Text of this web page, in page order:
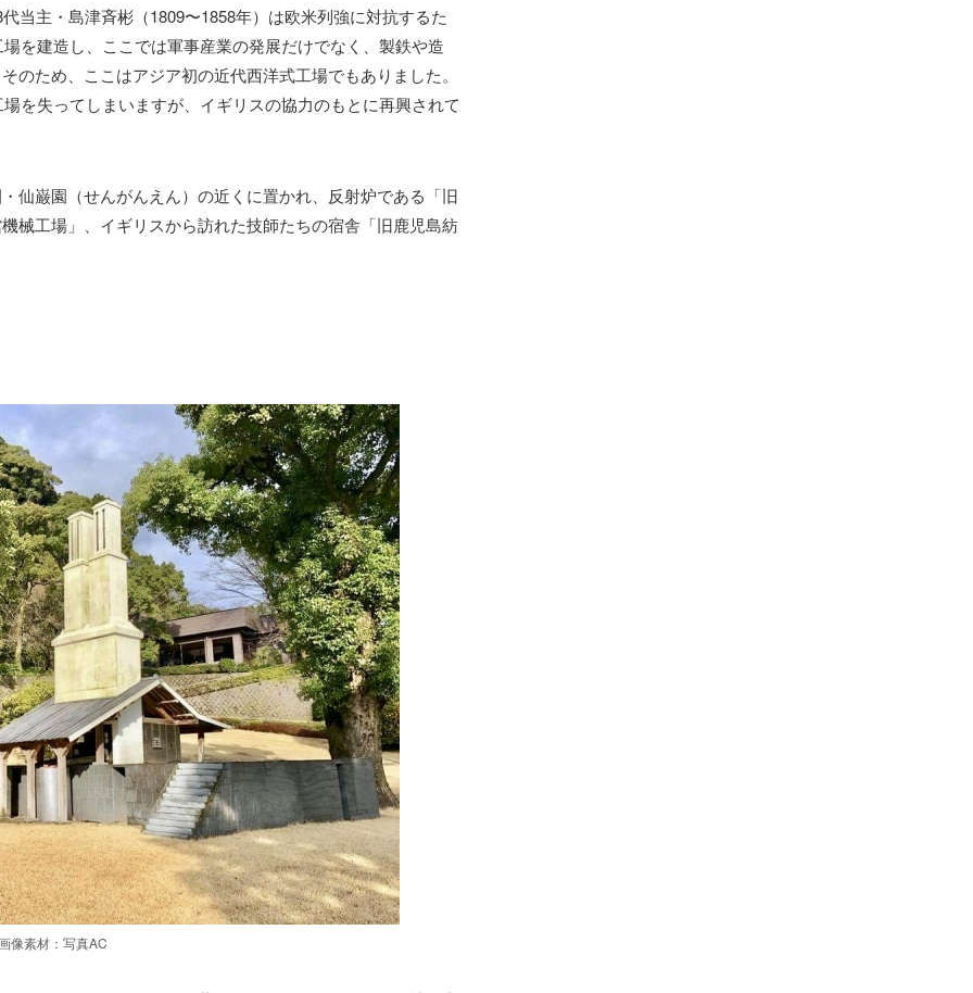
当主・島津斉彬（1809〜1858年）は欧米列強に対抗するた
を建造し、ここでは軍事産業の発展だけでなく、製鉄や造
のため、ここはアジア初の近代西洋式工場でもありました。
を失ってしまいますが、イギリスの協力のもとに再興されて
仙巌園（せんがんえん）の近くに置かれ、反射炉である「旧
械工場」、イギリスから訪れた技師たちの宿舎「旧鹿児島紡
像素材：写真AC